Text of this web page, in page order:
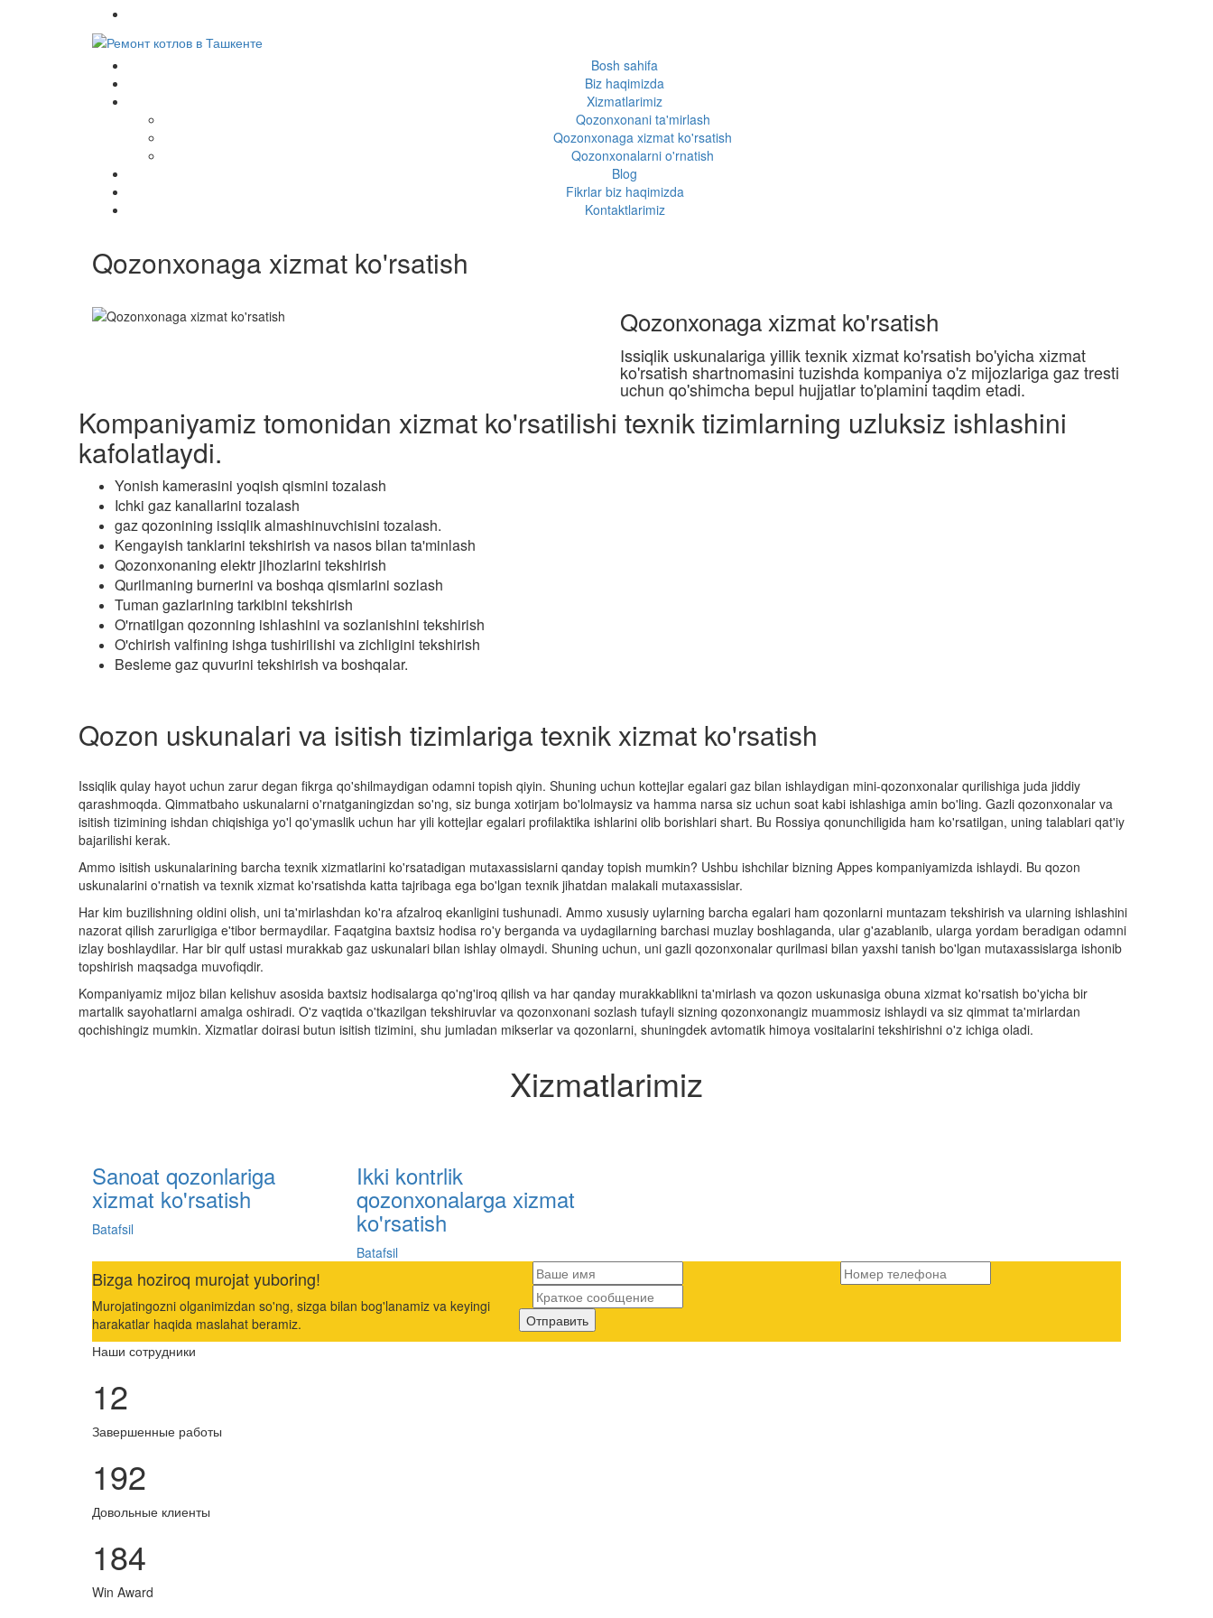
Bosh sahifa
Biz haqimizda
Xizmatlarimiz
Qozonxonani ta'mirlash
Qozonxonaga xizmat ko'rsatish
Qozonxonalarni o'rnatish
Blog
Fikrlar biz haqimizda
Kontaktlarimiz
Qozonxonaga xizmat ko'rsatish
Qozonxonaga xizmat ko'rsatish
Issiqlik uskunalariga yillik texnik xizmat ko'rsatish bo'yicha xizmat
ko'rsatish shartnomasini tuzishda kompaniya o'z mijozlariga gaz tresti
uchun qo'shimcha bepul hujjatlar to'plamini taqdim etadi.
Kompaniyamiz tomonidan xizmat ko'rsatilishi texnik tizimlarning uzluksiz ishlashini
kafolatlaydi.
Yonish kamerasini yoqish qismini tozalash
Ichki gaz kanallarini tozalash
gaz qozonining issiqlik almashinuvchisini tozalash.
Kengayish tanklarini tekshirish va nasos bilan ta'minlash
Qozonxonaning elektr jihozlarini tekshirish
Qurilmaning burnerini va boshqa qismlarini sozlash
Tuman gazlarining tarkibini tekshirish
O'rnatilgan qozonning ishlashini va sozlanishini tekshirish
O'chirish valfining ishga tushirilishi va zichligini tekshirish
Besleme gaz quvurini tekshirish va boshqalar.
Qozon uskunalari va isitish tizimlariga texnik xizmat ko'rsatish
Issiqlik qulay hayot uchun zarur degan fikrga qo'shilmaydigan odamni topish qiyin. Shuning uchun kottejlar egalari gaz bilan ishlaydigan mini-qozonxonalar qurilishiga juda jiddiy
qarashmoqda. Qimmatbaho uskunalarni o'rnatganingizdan so'ng, siz bunga xotirjam bo'lolmaysiz va hamma narsa siz uchun soat kabi ishlashiga amin bo'ling. Gazli qozonxonalar va
isitish tizimining ishdan chiqishiga yo'l qo'ymaslik uchun har yili kottejlar egalari profilaktika ishlarini olib borishlari shart. Bu Rossiya qonunchiligida ham ko'rsatilgan, uning talablari qat'iy
bajarilishi kerak.
Ammo isitish uskunalarining barcha texnik xizmatlarini ko'rsatadigan mutaxassislarni qanday topish mumkin? Ushbu ishchilar bizning Appes kompaniyamizda ishlaydi. Bu qozon
uskunalarini o'rnatish va texnik xizmat ko'rsatishda katta tajribaga ega bo'lgan texnik jihatdan malakali mutaxassislar.
Har kim buzilishning oldini olish, uni ta'mirlashdan ko'ra afzalroq ekanligini tushunadi. Ammo xususiy uylarning barcha egalari ham qozonlarni muntazam tekshirish va ularning ishlashini
nazorat qilish zarurligiga e'tibor bermaydilar. Faqatgina baxtsiz hodisa ro'y berganda va uydagilarning barchasi muzlay boshlaganda, ular g'azablanib, ularga yordam beradigan odamni
izlay boshlaydilar. Har bir qulf ustasi murakkab gaz uskunalari bilan ishlay olmaydi. Shuning uchun, uni gazli qozonxonalar qurilmasi bilan yaxshi tanish bo'lgan mutaxassislarga ishonib
topshirish maqsadga muvofiqdir.
Kompaniyamiz mijoz bilan kelishuv asosida baxtsiz hodisalarga qo'ng'iroq qilish va har qanday murakkablikni ta'mirlash va qozon uskunasiga obuna xizmat ko'rsatish bo'yicha bir
martalik sayohatlarni amalga oshiradi. O'z vaqtida o'tkazilgan tekshiruvlar va qozonxonani sozlash tufayli sizning qozonxonangiz muammosiz ishlaydi va siz qimmat ta'mirlardan
qochishingiz mumkin. Xizmatlar doirasi butun isitish tizimini, shu jumladan mikserlar va qozonlarni, shuningdek avtomatik himoya vositalarini tekshirishni o'z ichiga oladi.
Xizmatlarimiz
Sanoat qozonlariga
xizmat ko'rsatish
Batafsil
Ikki kontrlik
qozonxonalarga xizmat
ko'rsatish
Batafsil
Bizga hoziroq murojat yuboring!
Murojatingozni olganimizdan so'ng, sizga bilan bog'lanamiz va keyingi
harakatlar haqida maslahat beramiz.
Отправить
Наши сотрудники
12
Завершенные работы
192
Довольные клиенты
184
Win Award